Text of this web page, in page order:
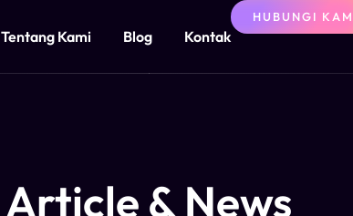
Tentang Kami Blog Kontak
HUBUNGI
Article & News